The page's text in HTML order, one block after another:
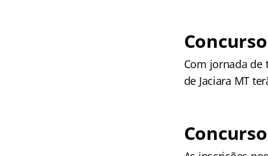
Com jornada de
de Jaciara MT